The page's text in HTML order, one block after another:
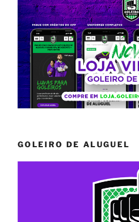
GOLEIRO DE ALUGUEL